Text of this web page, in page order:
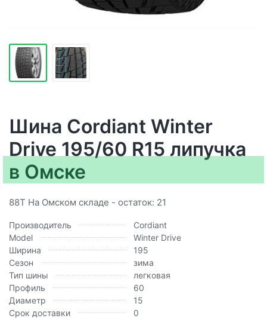
Шина Cordiant Winter
Drive 195/60 R15 липучка
в Омске
88T На Омском складе - остаток: 21
Производитель
Cordiant
Model
Winter Drive
Ширина
195
Сезон
зима
Тип шины
легковая
Профиль
60
Диаметр
15
Срок доставки
0